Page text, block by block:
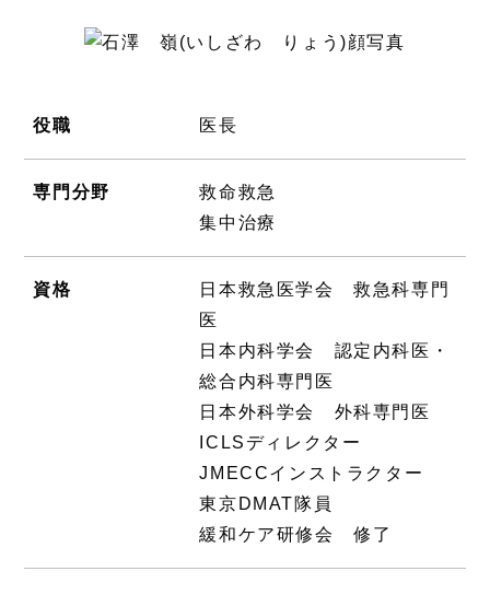
役職 医長
専門分野
救命救急
集中治療
資格
日本救急医学会 救急科専門
医
日本内科学会 認定内科医・
総合内科専門医
日本外科学会 外科専門医
ICLSディレクター
JMECCインストラクター
東京DMAT隊員
緩和ケア研修会 修了